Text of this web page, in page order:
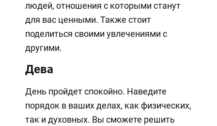
людей, отношения с которыми станут
для вас ценными. Также стоит
поделиться своими увлечениями с
другими.
Дева
День пройдет спокойно. Наведите
порядок в ваших делах, как физических,
так и духовных. Вы сможете решить